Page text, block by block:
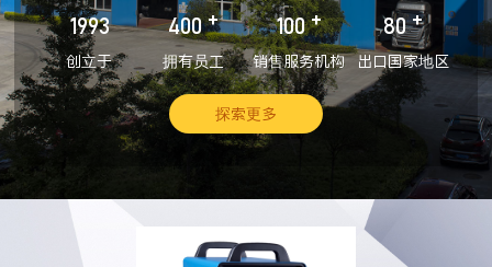
1993
创立于
400 +
拥有员工
100 +
销售服务机构
80 +
出口国家地区
探索更多